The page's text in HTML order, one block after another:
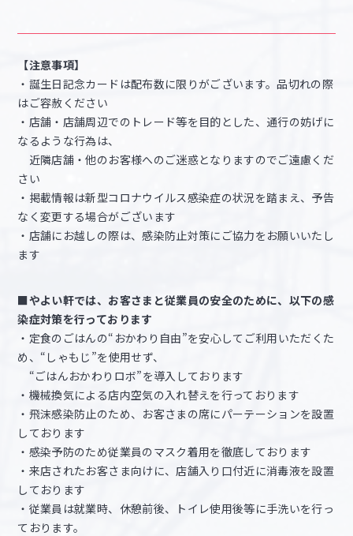
【注意事項】
・誕生日記念カードは配布数に限りがございます。品切れの際
はご容赦ください
・店舗・店舗周辺でのトレード等を目的とした、通行の妨げに
なるような行為は、
近隣店舗・他のお客様へのご迷惑となりますのでご遠慮くだ
さい
・掲載情報は新型コロナウイルス感染症の状況を踏まえ、予告
なく変更する場合がございます
・店舗にお越しの際は、感染防止対策にご協力をお願いいたし
ます
■やよい軒では、お客さまと従業員の安全のために、以下の感
染症対策を行っております
・定食のごはんの“おかわり自由”を安心してご利用いただくた
め、“しゃもじ”を使用せず、
“ごはんおかわりロボ”を導入しております
・機械換気による店内空気の入れ替えを行っております
・飛沫感染防止のため、お客さまの席にパーテーションを設置
しております
・感染予防のため従業員のマスク着用を徹底しております
・来店されたお客さま向けに、店舗入り口付近に消毒液を設置
しております
・従業員は就業時、休憩前後、トイレ使用後等に手洗いを行っ
ております。